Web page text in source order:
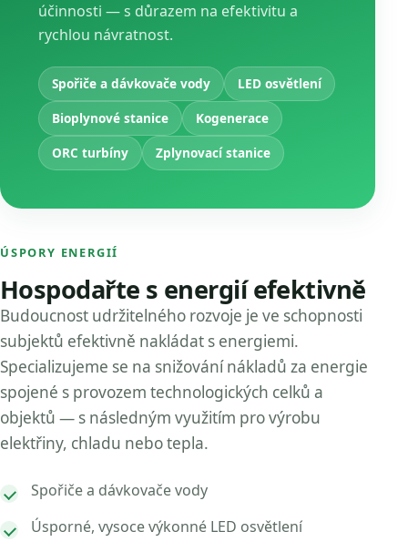
účinnosti — s důrazem na efektivitu a
rychlou návratnost.
Spořiče a dávkovače vody
LED osvětlení
Bioplynové stanice
Kogenerace
ORC turbíny
Zplynovací stanice
ÚSPORY ENERGIÍ
Hospodařte s energií efektivně
Budoucnost udržitelného rozvoje je ve schopnosti
subjektů efektivně nakládat s energiemi.
Specializujeme se na snižování nákladů za energie
spojené s provozem technologických celků a
objektů — s následným využitím pro výrobu
elektřiny, chladu nebo tepla.
Spořiče a dávkovače vody
Úsporné, vysoce výkonné LED osvětlení